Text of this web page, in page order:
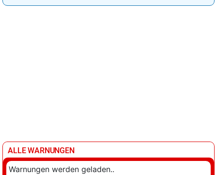
ALLE WARNUNGEN
Warnungen werden geladen..